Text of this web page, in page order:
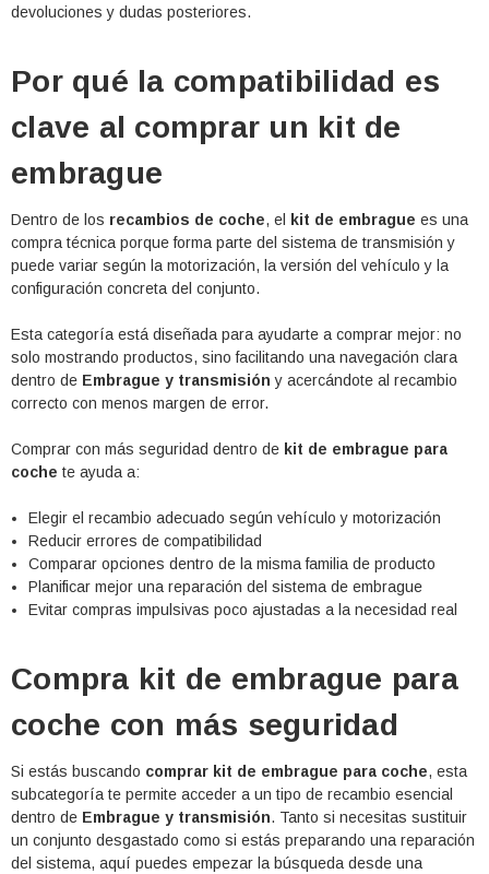
devoluciones y dudas posteriores.
Por qué la compatibilidad es
clave al comprar un kit de
embrague
Dentro de los recambios de coche, el kit de embrague es una
compra técnica porque forma parte del sistema de transmisión y
puede variar según la motorización, la versión del vehículo y la
configuración concreta del conjunto.
Esta categoría está diseñada para ayudarte a comprar mejor: no
solo mostrando productos, sino facilitando una navegación clara
dentro de Embrague y transmisión y acercándote al recambio
correcto con menos margen de error.
Comprar con más seguridad dentro de kit de embrague para
coche te ayuda a:
Elegir el recambio adecuado según vehículo y motorización
Reducir errores de compatibilidad
Comparar opciones dentro de la misma familia de producto
Planificar mejor una reparación del sistema de embrague
Evitar compras impulsivas poco ajustadas a la necesidad real
Compra kit de embrague para
coche con más seguridad
Si estás buscando comprar kit de embrague para coche, esta
subcategoría te permite acceder a un tipo de recambio esencial
dentro de Embrague y transmisión. Tanto si necesitas sustituir
un conjunto desgastado como si estás preparando una reparación
del sistema, aquí puedes empezar la búsqueda desde una